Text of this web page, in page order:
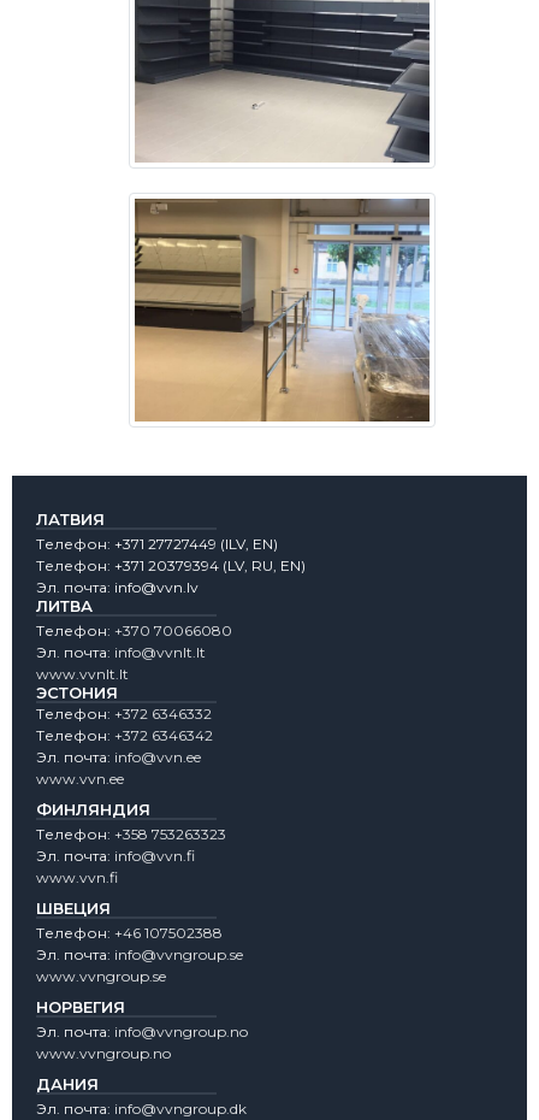
ЛАТВИЯ
Tелефон: +371 27727449 (lLV, EN)
Tелефон: +371 20379394 (LV, RU, EN)
Эл. почта: info@vvn.lv
ЛИТВА
Tелефон: +370 70066080
Эл. почта: info@vvnlt.lt
www.vvnlt.lt
ЭСТОНИЯ
Tелефон: +372 6346332
Tелефон: +372 6346342
Эл. почта: info@vvn.ee
www.vvn.ee
ФИНЛЯНДИЯ
Tелефон: +358 753263323
Эл. почта: info@vvn.fi
www.vvn.fi
ШВЕЦИЯ
Tелефон: +46 107502388
Эл. почта: info@vvngroup.se
www.vvngroup.se
НОРВЕГИЯ
Эл. почта: info@vvngroup.no
www.vvngroup.no
ДАНИЯ
Эл. почта: info@vvngroup.dk